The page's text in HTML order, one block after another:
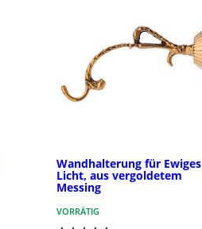
Wandhalterung für Ewiges
Licht, aus vergoldetem
Messing
VORRÄTIG